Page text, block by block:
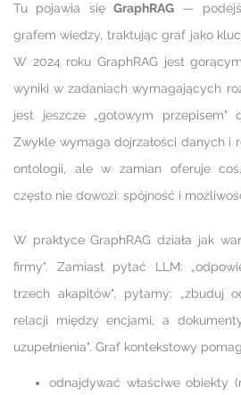
Tu pojawia się GraphRAG —
grafem wiedzy, traktując graf jako
W 2024 roku GraphRAG jest
wyniki w zadaniach wymagających
jest jeszcze „gotowym przepisem"
Zwykle wymaga dojrzałości danych i
ontologii, ale w zamian oferuje
często nie dowozi: spójność i
W praktyce GraphRAG działa jak
firmy". Zamiast pytać LLM:
trzech akapitów", pytamy: „zbuduj
relacji między encjami, a
uzupełnienia". Graf kontekstowy
odnajdywać właściwe obiekty